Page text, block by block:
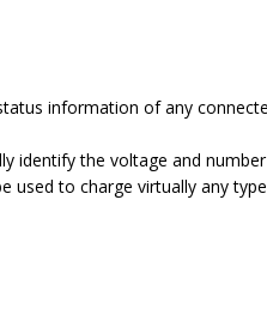
information of any
identify the voltage and
used to charge virtually any